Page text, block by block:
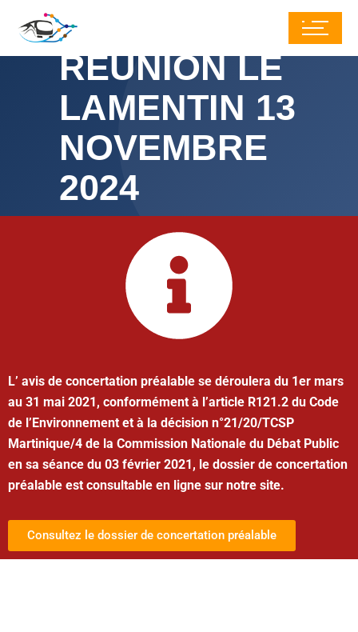
RÉUNION LE
LAMENTIN 13
NOVEMBRE
2024
L’ avis de concertation préalable se déroulera du 1er mars
au 31 mai 2021, conformément à l’article R121.2 du Code
de l’Environnement et à la décision n°21/20/TCSP
Martinique/4 de la Commission Nationale du Débat Public
en sa séance du 03 février 2021, le dossier de concertation
préalable est consultable en ligne sur notre site.
Consultez le dossier de concertation préalable